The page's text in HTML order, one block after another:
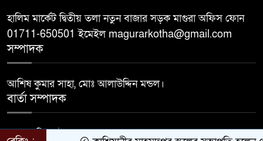
হালিম মার্কেট দ্বিতীয় তলা নতুন বাজার সড়ক মাগুরা অফিস ফোন
01711-650501 ইমেইল magurarkotha@gmail.com
সম্পাদক
আশিষ কুমার সাহা, মোঃ আলাউদ্দিন মন্ডল।
বার্তা সম্পাদক
মোঃ জাহিদুল ইসলাম।